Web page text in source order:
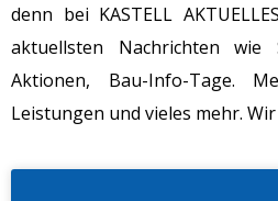
denn bei KASTELL
aktuellsten Nachrichten wie
Aktionen, Bau-Info-Tage.
Leistungen und vieles mehr.